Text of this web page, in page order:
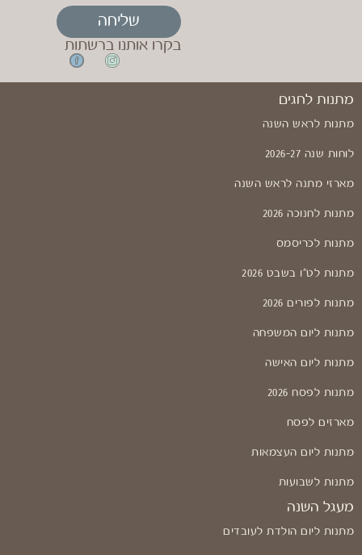
שליחה
בקרו אותנו ברשתות
מתנות לחגים
מתנות לראש השנה
לוחות שנה 2026-27
מארזי מתנה לראש השנה
מתנות לחנוכה 2026
מתנות לכריסמס
מתנות לט"ו בשבט 2026
מתנות לפורים 2026
מתנות ליום המשפחה
מתנות ליום האישה
מתנות לפסח 2026
מארזים לפסח
מתנות ליום העצמאות
מתנות לשבועות
מעגל השנה
מתנות ליום הולדת לעובדים